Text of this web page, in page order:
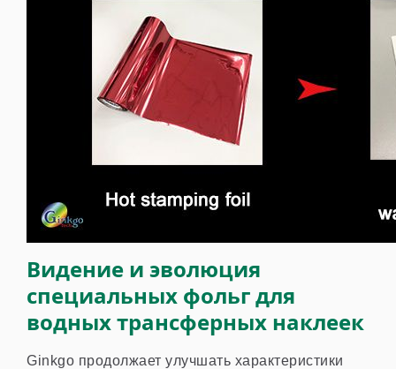
Видение и эволюция
специальных фольг для
водных трансферных наклеек
Ginkgo продолжает улучшать характеристики